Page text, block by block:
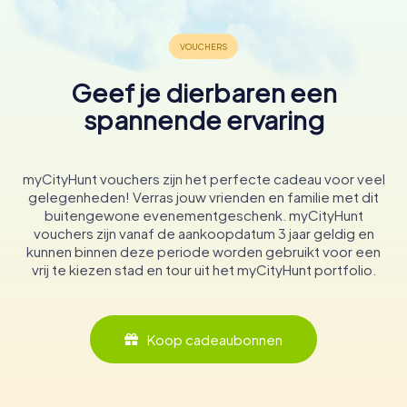
Geef je dierbaren een
spannende ervaring
myCityHunt vouchers zijn het perfecte cadeau voor veel
gelegenheden! Verras jouw vrienden en familie met dit
buitengewone evenementgeschenk. myCityHunt
vouchers zijn vanaf de aankoopdatum 3 jaar geldig en
kunnen binnen deze periode worden gebruikt voor een
vrij te kiezen stad en tour uit het myCityHunt portfolio.
Koop cadeaubonnen